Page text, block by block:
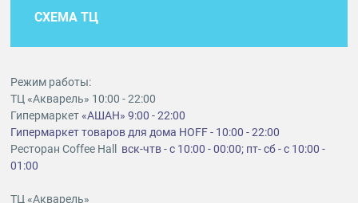
СХЕМА ТЦ
Режим работы:
ТЦ «Акварель» 10:00 - 22:00
Гипермаркет«АШАН» 9:00 - 22:00
Гипермаркет товаров для дома HOFF - 10:00 - 22:00
Ресторан Coffee Hall вск-чтв - с 10:00 - 00:00; пт- сб - с 10:00 -
01:00
ТЦ «Акварель»